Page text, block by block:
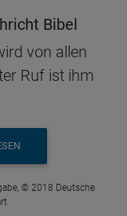
Bibel
von allen
Ruf ist ihm
© 2018 Deutsche